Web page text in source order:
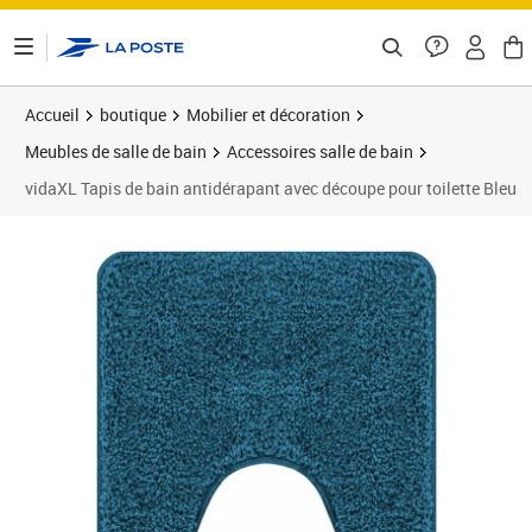
Accueil boutique
Mobilier et décoration
Meubles de salle de bain
Accessoires salle de bain
vidaXL Tapis de bain antidérapant avec découpe pour toilette Bleu